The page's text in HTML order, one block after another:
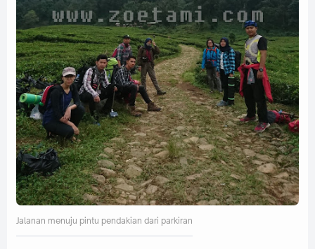
Jalanan menuju pintu pendakian dari parkiran